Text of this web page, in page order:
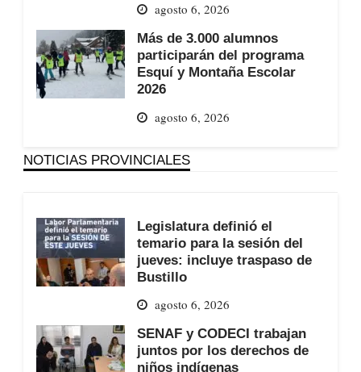
agosto 6, 2026
Más de 3.000 alumnos
participarán del programa
Esquí y Montaña Escolar
2026
agosto 6, 2026
NOTICIAS PROVINCIALES
Legislatura definió el
temario para la sesión del
jueves: incluye traspaso de
Bustillo
agosto 6, 2026
SENAF y CODECI trabajan
juntos por los derechos de
niños indígenas